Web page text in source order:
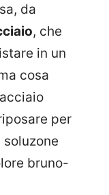
da
, che
in un
cosa
per
bruno-